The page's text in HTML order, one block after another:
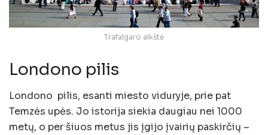
Trafalgaro aikštė
Londono pilis
Londono pilis, esanti miesto viduryje, prie pat
Temzės upės. Jo istorija siekia daugiau nei 1000
metų, o per šiuos metus jis įgijo įvairių paskirčių –